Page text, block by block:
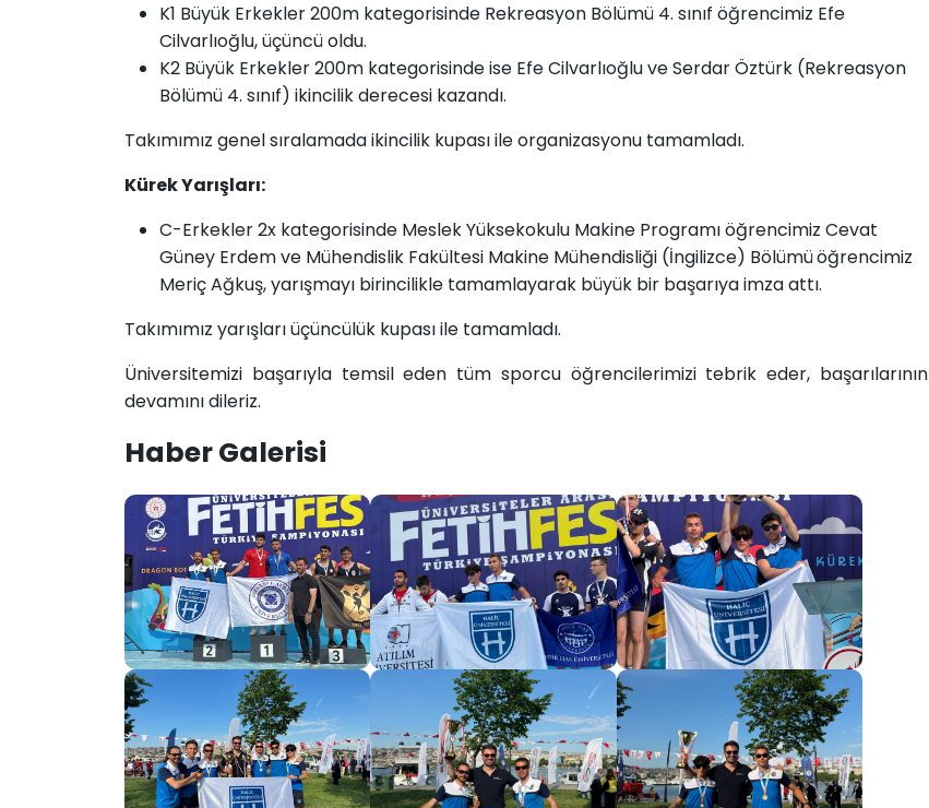
K1 Büyük Erkekler 200m kategorisinde Rekreasyon Bölümü 4. sınıf öğrencimiz Efe
Cilvarlıoğlu, üçüncü oldu.
K2 Büyük Erkekler 200m kategorisinde ise Efe Cilvarlıoğlu ve Serdar Öztürk (Rekreasyon
Bölümü 4. sınıf) ikincilik derecesi kazandı.
Takımımız genel sıralamada ikincilik kupası ile organizasyonu tamamladı.
Kürek Yarışları:
C-Erkekler 2x kategorisinde Meslek Yüksekokulu Makine Programı öğrencimiz Cevat
Güney Erdem ve Mühendislik Fakültesi Makine Mühendisliği (İngilizce) Bölümüöğrencimiz
Meriç Ağkuş, yarışmayı birincilikle tamamlayarak büyük bir başarıya imza attı.
Takımımız yarışları üçüncülük kupası ile tamamladı.
Üniversitemizi başarıyla temsil eden tüm sporcu öğrencilerimizi tebrik eder, başarılarının
devamını dileriz.​
Haber Galerisi